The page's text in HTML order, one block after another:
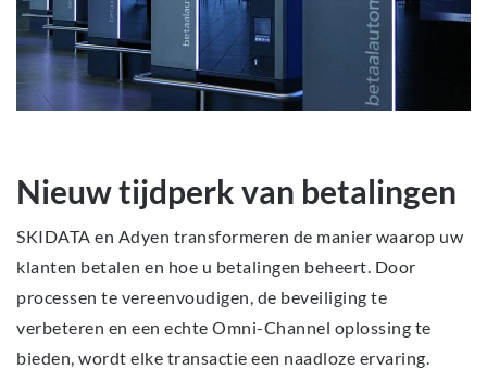
Nieuw tijdperk van betalingen
SKIDATA en Adyen transformeren de manier waarop uw
klanten betalen en hoe u betalingen beheert. Door
processen te vereenvoudigen, de beveiliging te
verbeteren en een echte Omni-Channel oplossing te
bieden, wordt elke transactie een naadloze ervaring.